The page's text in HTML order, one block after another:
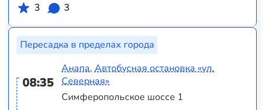
3
3
Пересадка в пределах города
08:35
Анапа, Автобусная остановка «ул.
Северная»
Симферопольское шоссе 1